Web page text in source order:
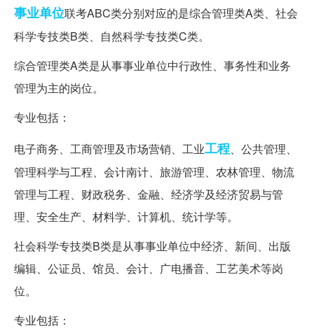
事业单位联考ABC类分别对应的是综合管理类A类、社会
科学专技类B类、自然科学专技类C类。
综合管理类A类是从事事业单位中行政性、事务性和业务
管理为主的岗位。
专业包括：
电子商务、工商管理及市场营销、工业工程、公共管理、
管理科学与工程、会计南计、旅游管理、农林管理、物流
管理与工程、财政税务、金融、经济学及经济贸易与管
理、安全生产、材料学、计算机、统计学等。
社会科学专技类B类是从事事业单位中经济、新间、出版
编辑、公证员、馆员、会计、广电播音、工艺美术等岗
位。
专业包括：